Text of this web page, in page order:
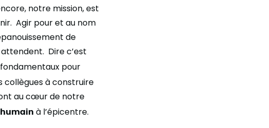
notre mission, est
Agir pour et au nom
de
Dire c’est
pour
collègues à construire
au cœur de notre
à l’épicentre.